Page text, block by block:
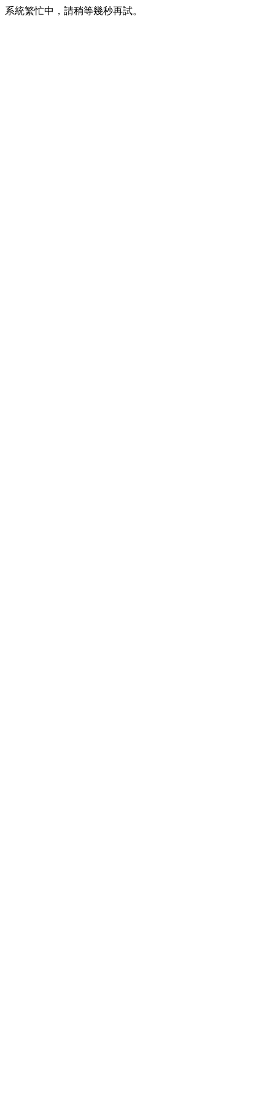
系統繁忙中，請稍等幾秒再試。